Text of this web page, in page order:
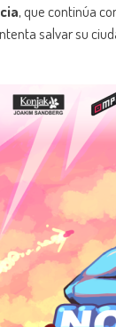
, que continúa
salvar su